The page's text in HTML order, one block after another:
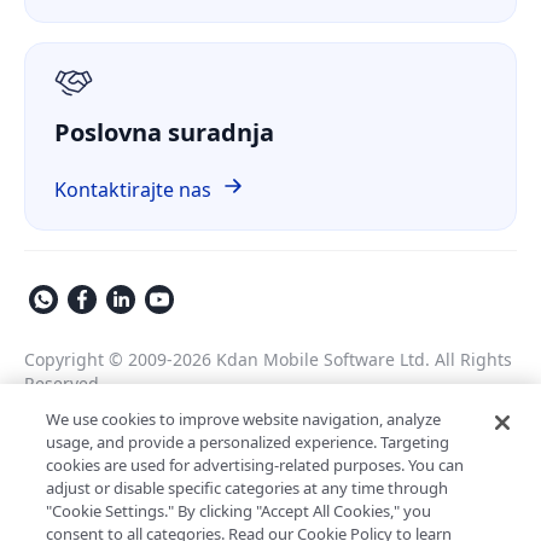
Poslovna suradnja
Kontaktirajte nas
Pravila o privatnosti
Uvjeti pružanja usluge
Sigurnosna politika
Postavke kolačića
Pokreće ComPDF
Copyright © 2009-2026 Kdan Mobile Software Ltd. All Rights
Reserved.
LynxPDF V2.0.0
AI asistent za obradu poslovnih
We use cookies to improve website navigation, analyze
usage, and provide a personalized experience. Targeting
cookies are used for advertising-related purposes. You can
adjust or disable specific categories at any time through
"Cookie Settings." By clicking "Accept All Cookies," you
consent to all categories. Read our Cookie Policy to learn